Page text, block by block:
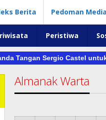
Berita Pedoman
Peristiwa
Sergio Castel untuk
Almanak Warta